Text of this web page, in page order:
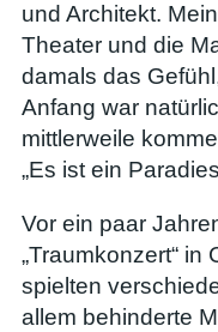
und Architekt.
Theater und die
damals das
Anfang war
mittlerweile
„Es ist ein
Vor ein paar
„Traumkonzert“ in
spielten
allem behinderte